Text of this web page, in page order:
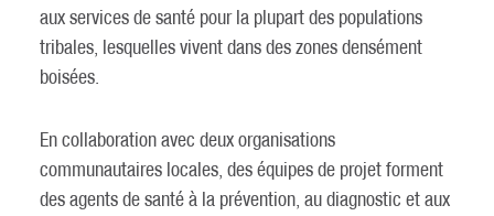
aux services de santé pour la plupart des populations
tribales, lesquelles vivent dans des zones densément
boisées.
En collaboration avec deux organisations
communautaires locales, des équipes de projet forment
des agents de santé à la prévention, au diagnostic et aux